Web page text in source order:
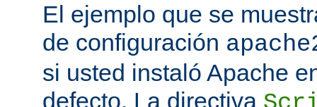
El ejemplo que se
de configuración
si usted instaló Apache
defecto. La directiva